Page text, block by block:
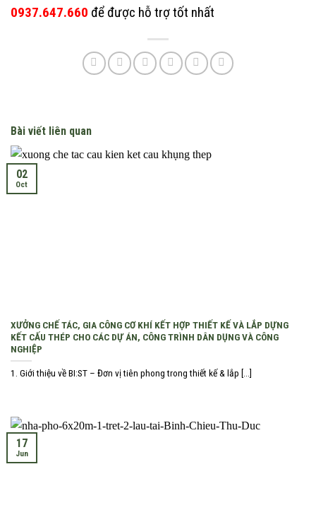
0937.647.660 để được hỗ trợ tốt nhất
Bài viết liên quan
XƯỞNG CHẾ TÁC, GIA CÔNG CƠ KHÍ KẾT HỢP THIẾT KẾ VÀ LẮP DỰNG
KẾT CẤU THÉP CHO CÁC DỰ ÁN, CÔNG TRÌNH DÂN DỤNG VÀ CÔNG
NGHIỆP
1. Giới thiệu về BI:ST – Đơn vị tiên phong trong thiết kế & lắp [...]
02
Oct
17
Jun